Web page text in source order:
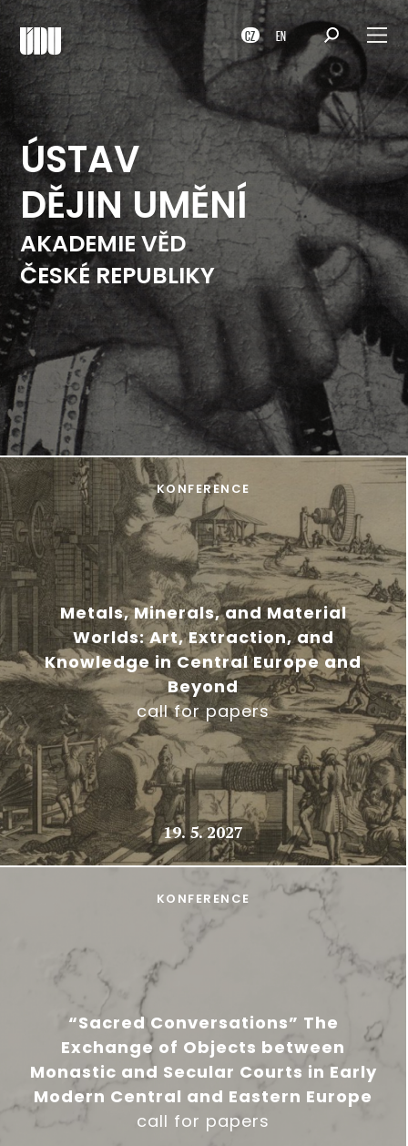
CZ EN
ÚSTAV
DĚJIN UMĚNÍ
AKADEMIE VĚD
ČESKÉ REPUBLIKY
Metals, Minerals, and Material
Worlds: Art, Extraction, and
Knowledge in Central Europe and
Beyond
call for papers
KONFERENCE
19. 5. 2027
“Sacred Conversations” The
Exchange of Objects between
Monastic and Secular Courts in Early
Modern Central and Eastern Europe
call for papers
KONFERENCE